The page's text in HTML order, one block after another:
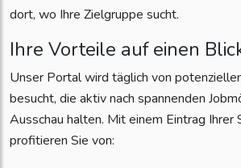
dort, wo Ihre Zielgruppe sucht.
Ihre Vorteile auf einen
Unser Portal wird täglich von
besucht, die aktiv nach spannenden
Ausschau halten. Mit einem Eintrag Ihrer
profitieren Sie von: